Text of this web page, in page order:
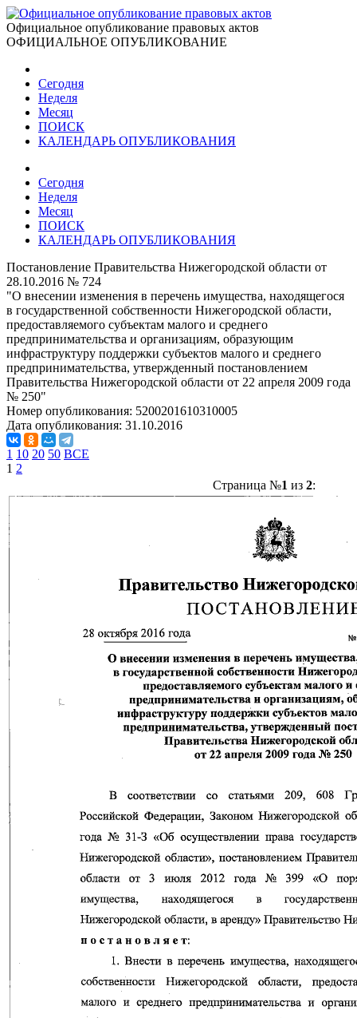
Официальное опубликование правовых актов
ОФИЦИАЛЬНОЕ ОПУБЛИКОВАНИЕ
Сегодня
Неделя
Месяц
ПОИСК
КАЛЕНДАРЬ ОПУБЛИКОВАНИЯ
Сегодня
Неделя
Месяц
ПОИСК
КАЛЕНДАРЬ ОПУБЛИКОВАНИЯ
Постановление Правительства Нижегородской области от
28.10.2016 № 724
"О внесении изменения в перечень имущества, находящегося
в государственной собственности Нижегородской области,
предоставляемого субъектам малого и среднего
предпринимательства и организациям, образующим
инфраструктуру поддержки субъектов малого и среднего
предпринимательства, утвержденный постановлением
Правительства Нижегородской области от 22 апреля 2009 года
№ 250"
Номер опубликования: 5200201610310005
Дата опубликования: 31.10.2016
1 10 20 50 ВСЕ
1 2
Страница №1 из 2: